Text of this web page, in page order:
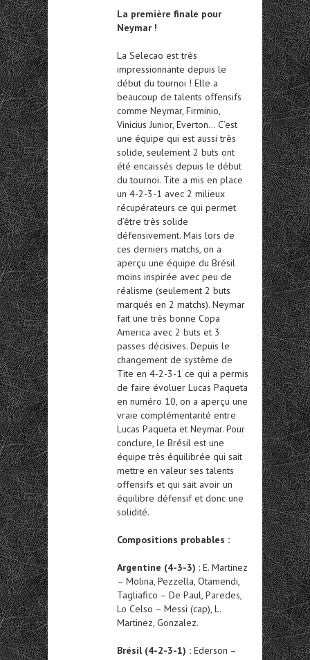
La première finale pour
Neymar !
La Selecao est très
impressionnante depuis le
début du tournoi ! Elle a
beaucoup de talents offensifs
comme Neymar, Firminio,
Vinicius Junior, Everton… C’est
une équipe qui est aussi très
solide, seulement 2 buts ont
été encaissés depuis le début
du tournoi. Tite a mis en place
un 4-2-3-1 avec 2 milieux
récupérateurs ce qui permet
d’être très solide
défensivement. Mais lors de
ces derniers matchs, on a
aperçu une équipe du Brésil
moins inspirée avec peu de
réalisme (seulement 2 buts
marqués en 2 matchs). Neymar
fait une très bonne Copa
America avec 2 buts et 3
passes décisives. Depuis le
changement de système de
Tite en 4-2-3-1 ce qui a permis
de faire évoluer Lucas Paqueta
en numéro 10, on a aperçu une
vraie complémentarité entre
Lucas Paqueta et Neymar. Pour
conclure, le Brésil est une
équipe très équilibrée qui sait
mettre en valeur ses talents
offensifs et qui sait avoir un
équilibre défensif et donc une
solidité.
Compositions probables :
Argentine (4-3-3) : E. Martinez
– Molina, Pezzella, Otamendi,
Tagliafico – De Paul, Paredes,
Lo Celso – Messi (cap), L.
Martinez, Gonzalez.
Brésil (4-2-3-1) : Ederson –